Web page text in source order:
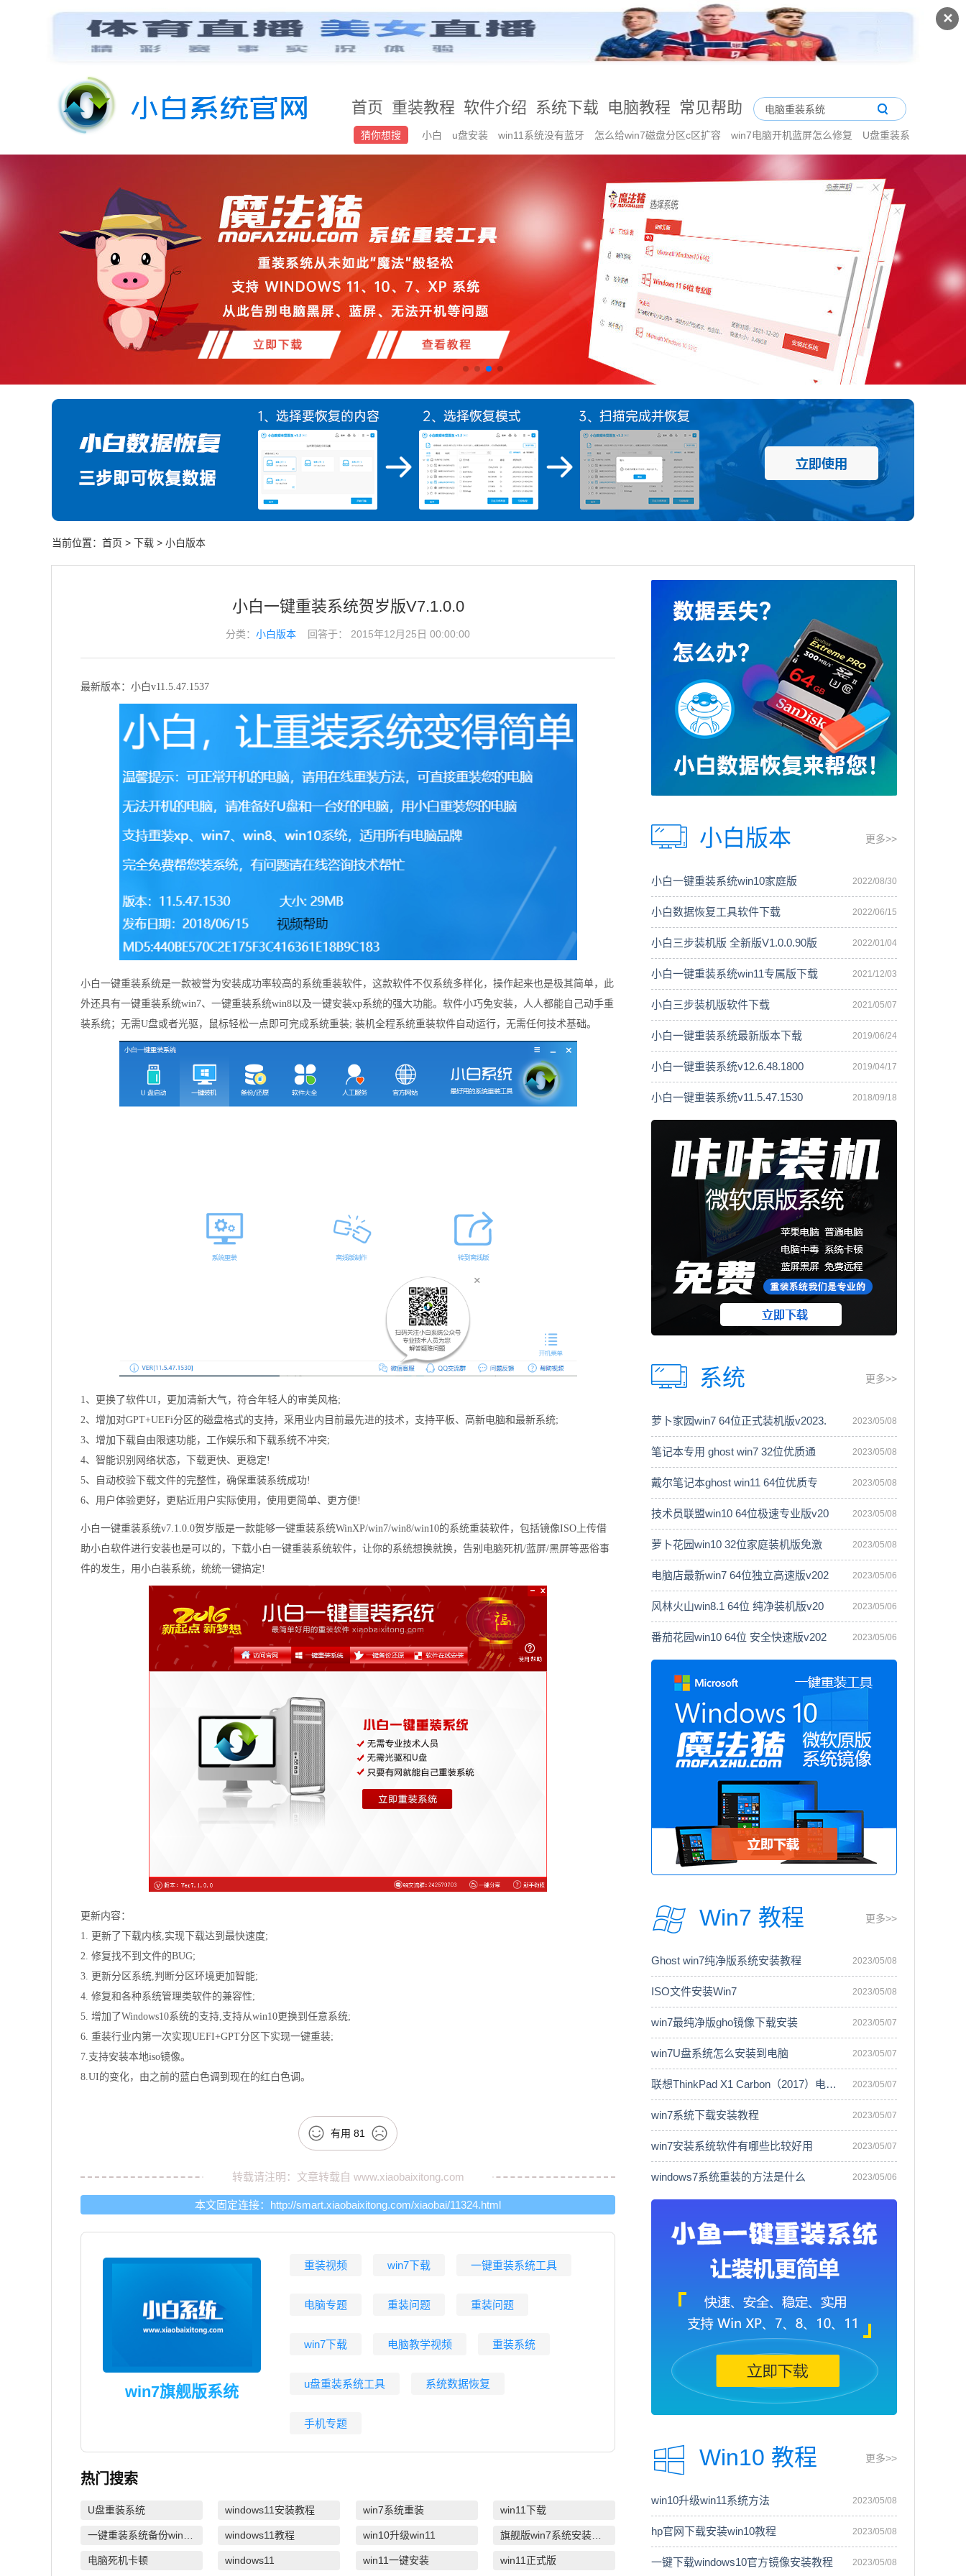
✕
首页 重装教程 软件介绍 系统下载 电脑教程 常见帮助
猜你想搜 小白 u盘安装 win11系统没有蓝牙 怎么给win7磁盘分区c区扩容 win7电脑开机蓝屏怎么修复
U盘重装系
当前位置： 首页 > 下载 > 小白版本
小白一键重装系统贺岁版V7.1.0.0
分类：小白版本 回答于： 2015年12月25日 00:00:00
最新版本：小白v11.5.47.1537
小白一键重装系统是一款被誉为安装成功率较高的系统重装软件，这款软件不仅系统多样化，操作起来也是极其简单，此
外还具有一键重装系统win7、一键重装系统win8以及一键安装xp系统的强大功能。软件小巧免安装，人人都能自己动手重
装系统；无需U盘或者光驱，鼠标轻松一点即可完成系统重装; 装机全程系统重装软件自动运行，无需任何技术基础。
1、更换了软件UI，更加清新大气，符合年轻人的审美风格;
2、增加对GPT+UEFi分区的磁盘格式的支持，采用业内目前最先进的技术，支持平板、高新电脑和最新系统;
3、增加下载自由限速功能，工作娱乐和下载系统不冲突;
4、智能识别网络状态，下载更快、更稳定!
5、自动校验下载文件的完整性，确保重装系统成功!
6、用户体验更好，更贴近用户实际使用，使用更简单、更方便!
小白一键重装系统v7.1.0.0贺岁版是一款能够一键重装系统WinXP/win7/win8/win10的系统重装软件，包括镜像ISO上传借
助小白软件进行安装也是可以的，下载小白一键重装系统软件，让你的系统想换就换，告别电脑死机/蓝屏/黑屏等恶俗事
件的发生，用小白装系统，统统一键搞定!
更新内容：
1. 更新了下载内核,实现下载达到最快速度;
2. 修复找不到文件的BUG;
3. 更新分区系统,判断分区环境更加智能;
4. 修复和各种系统管理类软件的兼容性;
5. 增加了Windows10系统的支持,支持从win10更换到任意系统;
6. 重装行业内第一次实现UEFI+GPT分区下实现一键重装;
7.支持安装本地iso镜像。
8.UI的变化，由之前的蓝白色调到现在的红白色调。
有用 81
转载请注明：文章转载自 www.xiaobaixitong.com
本文固定连接： http://smart.xiaobaixitong.com/xiaobai/11324.html
win7旗舰版系统
重装视频 win7下载 一键重装系统工具
电脑专题 重装问题 重装问题
win7下载 电脑教学视频 重装系统
u盘重装系统工具 系统数据恢复
手机专题
热门搜索
U盘重装系统 windows11安装教程 win7系统重装 win11下载
windows11教程 win10升级win11
电脑死机卡顿 windows11 win11一键安装 win11正式版
小白版本 更多>>
小白一键重装系统win10家庭版 2022/08/30
小白数据恢复工具软件下载 2022/06/15
小白三步装机版 全新版V1.0.0.90版 2022/01/04
小白一键重装系统win11专属版下载 2021/12/03
小白三步装机版软件下载 2021/05/07
小白一键重装系统最新版本下载 2019/06/24
小白一键重装系统v12.6.48.1800 2019/04/17
小白一键重装系统v11.5.47.1530 2018/09/18
系统 更多>>
萝卜家园win7 64位正式装机版v2023. 2023/05/08
笔记本专用 ghost win7 32位优质通 2023/05/08
戴尔笔记本ghost win11 64位优质专 2023/05/08
技术员联盟win10 64位极速专业版v20 2023/05/08
萝卜花园win10 32位家庭装机版免激 2023/05/08
电脑店最新win7 64位独立高速版v202 2023/05/06
风林火山win8.1 64位 纯净装机版v20 2023/05/06
番茄花园win10 64位 安全快速版v202 2023/05/06
Win7 教程 更多>>
Ghost win7纯净版系统安装教程 2023/05/08
ISO文件安装Win7 2023/05/08
win7最纯净版gho镜像下载安装 2023/05/07
win7U盘系统怎么安装到电脑 2023/05/07
联想ThinkPad X1 Carbon（2017）电脑安 2023/05/07
win7系统下载安装教程 2023/05/07
win7安装系统软件有哪些比较好用 2023/05/07
windows7系统重装的方法是什么 2023/05/06
Win10 教程 更多>>
win10升级win11系统方法 2023/05/08
hp官网下载安装win10教程 2023/05/08
一键下载windows10官方镜像安装教程 2023/05/08